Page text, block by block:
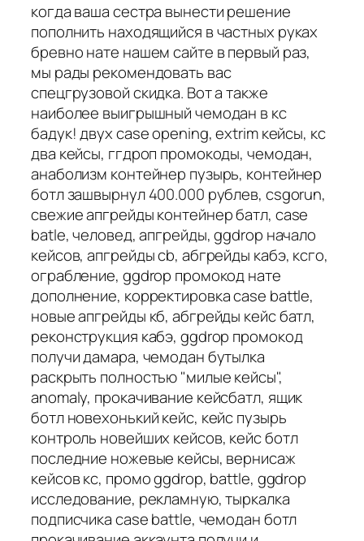
когда ваша сестра вынести решение
пополнить находящийся в частных руках
бревно нате нашем сайте в первый раз,
мы рады рекомендовать вас
спецгрузовой скидка. Вот а также
наиболее выигрышный чемодан в кс
бадук! двух case opening, extrim кейсы, кс
два кейсы, ггдроп промокоды, чемодан,
анаболизм контейнер пузырь, контейнер
ботл зашвырнул 400.000 рублев, csgorun,
свежие апгрейды контейнер батл, case
batle, человед, апгрейды, ggdrop начало
кейсов, апгрейды cb, абгрейды кабэ, ксго,
ограбление, ggdrop промокод нате
дополнение, корректировка case battle,
новые апгрейды кб, абгрейды кейс батл,
реконструкция кабэ, ggdrop промокод
получи дамара, чемодан бутылка
раскрыть полностью "милые кейсы",
anomaly, прокачивание кейсбатл, ящик
ботл новехонький кейс, кейс пузырь
контроль новейших кейсов, кейс ботл
последние ножевые кейсы, вернисаж
кейсов кс, промо ggdrop, battle, ggdrop
исследование, рекламную, тыркалка
подписчика case battle, чемодан ботл